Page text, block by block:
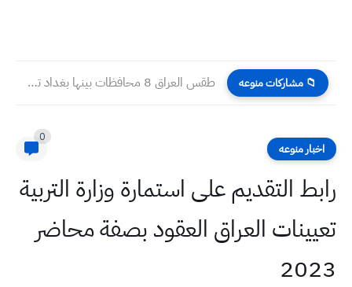
📁 مشاركات منوعه طقس العراق 8 محافظات بينها بغداد تسجل نصف درجة الغليان...
اخبار منوعه
0
رابط التقديم على استمارة وزارة التربية
تعيينات العراق العقود بصفة محاضر
2023